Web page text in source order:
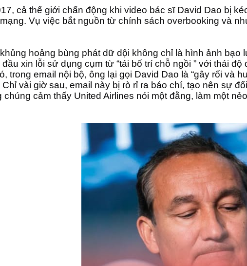
cả thế giới chấn động khi video bác sĩ David Dao bị
Vụ việc bắt nguồn từ chính sách overbooking và
hoảng bùng phát dữ dội không chỉ là hình ảnh bạo
xin lỗi sử dụng cụm từ “tái bố trí chỗ ngồi ” với thái
trong email nội bộ, ông lại gọi David Dao là “gây rối và
vài giờ sau, email này bị rò rỉ ra báo chí, tạo nên sự
chúng cảm thấy United Airlines nói một đằng, làm một